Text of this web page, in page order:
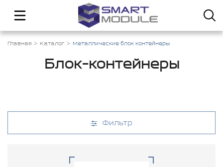
Главная Каталог Металлические блок контейнеры
Блок-контейнеры
Фильтр